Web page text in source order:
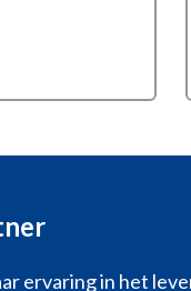
ervaring in het